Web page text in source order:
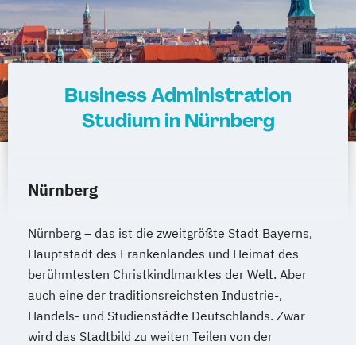
Business Administration
Studium in Nürnberg
Nürnberg
Nürnberg – das ist die zweitgrößte Stadt Bayerns,
Hauptstadt des Frankenlandes und Heimat des
berühmtesten Christkindlmarktes der Welt. Aber
auch eine der traditionsreichsten Industrie-,
Handels- und Studienstädte Deutschlands. Zwar
wird das Stadtbild zu weiten Teilen von der